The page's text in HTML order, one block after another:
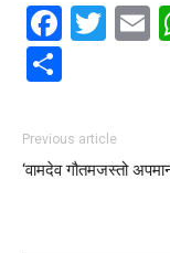
Previous article
‘वामदेव गौतमजस्तो